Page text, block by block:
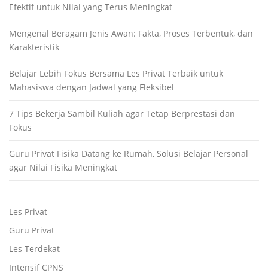
Efektif untuk Nilai yang Terus Meningkat
Mengenal Beragam Jenis Awan: Fakta, Proses Terbentuk, dan
Karakteristik
Belajar Lebih Fokus Bersama Les Privat Terbaik untuk
Mahasiswa dengan Jadwal yang Fleksibel
7 Tips Bekerja Sambil Kuliah agar Tetap Berprestasi dan
Fokus
Guru Privat Fisika Datang ke Rumah, Solusi Belajar Personal
agar Nilai Fisika Meningkat
Les Privat
Guru Privat
Les Terdekat
Intensif CPNS